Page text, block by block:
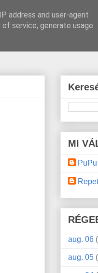
MI
PuPu
aug. 06
aug. 05
address and user-agent
service, generate usage